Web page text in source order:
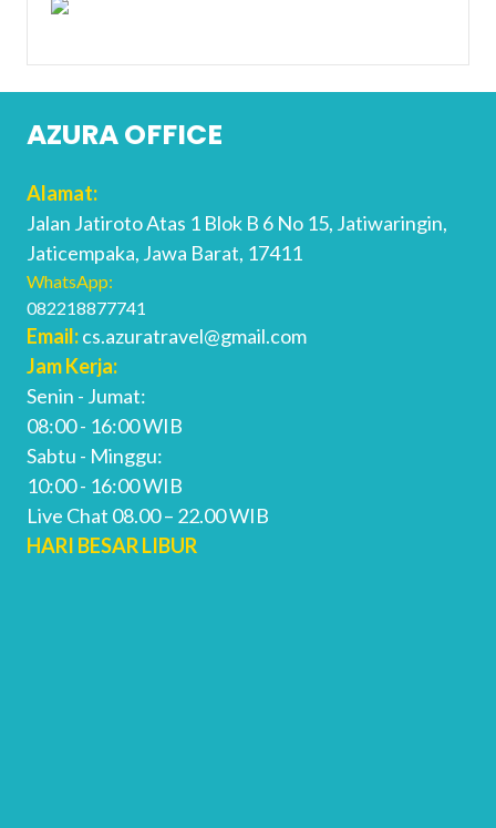
AZURA OFFICE
Alamat:
Jalan Jatiroto Atas 1 Blok B 6 No 15, Jatiwaringin,
Jaticempaka, Jawa Barat, 17411
WhatsApp:
082218877741
Email:cs.azuratravel@gmail.com
Jam Kerja:
Senin - Jumat:
08:00 - 16:00 WIB
Sabtu - Minggu:
10:00 - 16:00 WIB
Live Chat 08.00 – 22.00 WIB
HARI BESAR LIBUR